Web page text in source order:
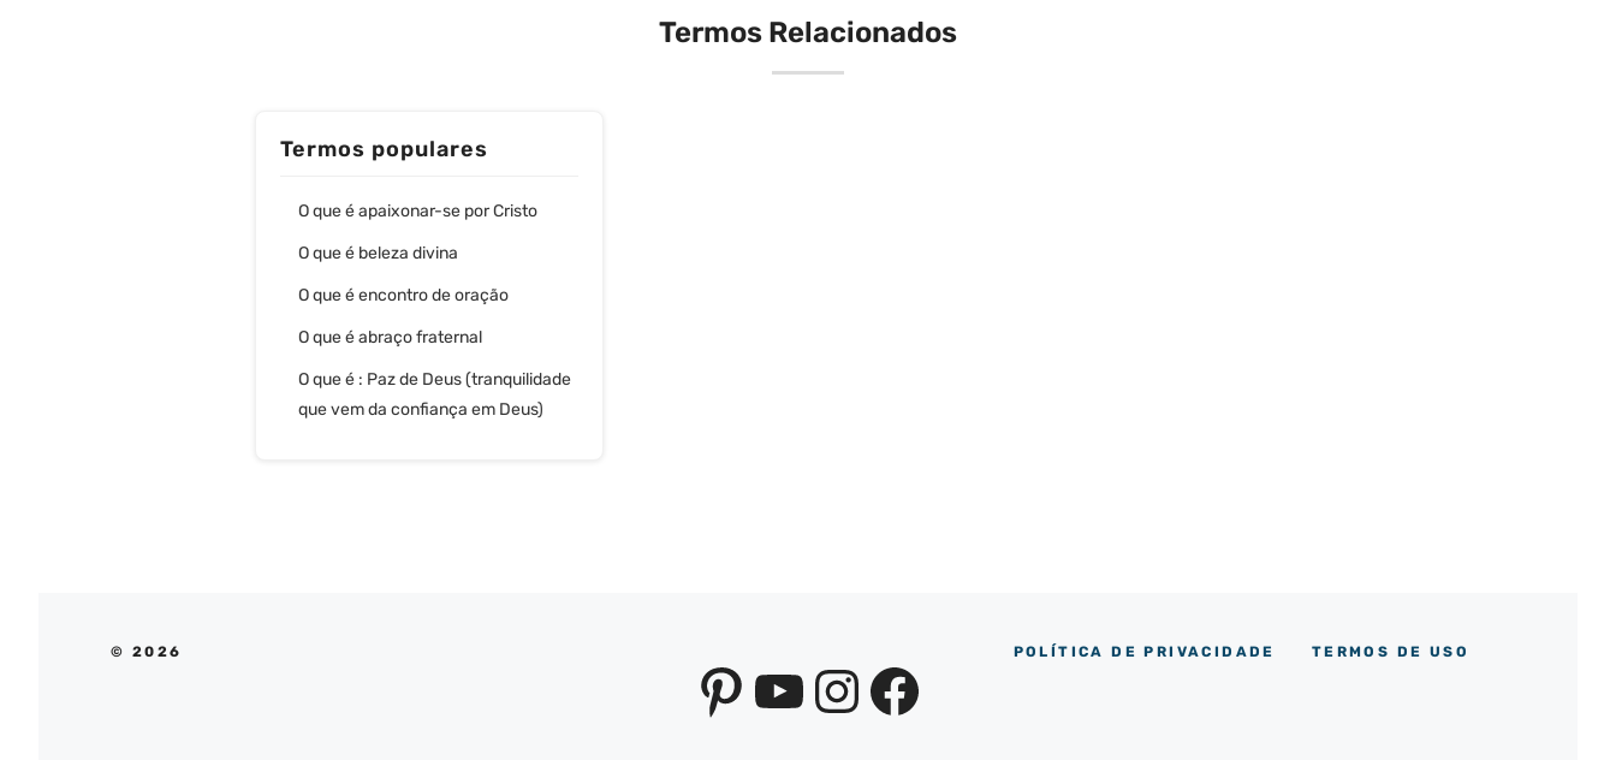
Termos Relacionados
Termos populares
O que é apaixonar-se por Cristo
O que é beleza divina
O que é encontro de oração
O que é abraço fraternal
O que é : Paz de Deus (tranquilidade
que vem da confiança em Deus)
© 2026 POLÍTICA DE PRIVACIDADE TERMOS DE USO
Pinterest
YouTube
Instagram
Facebook